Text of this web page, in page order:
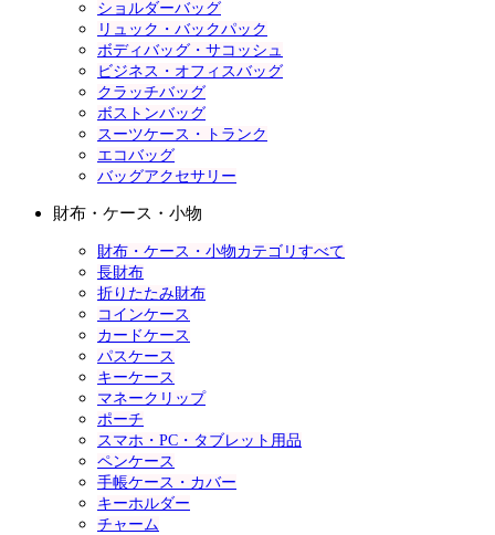
ショルダーバッグ
リュック・バックパック
ボディバッグ・サコッシュ
ビジネス・オフィスバッグ
クラッチバッグ
ボストンバッグ
スーツケース・トランク
エコバッグ
バッグアクセサリー
財布・ケース・小物
財布・ケース・小物カテゴリすべて
長財布
折りたたみ財布
コインケース
カードケース
パスケース
キーケース
マネークリップ
ポーチ
スマホ・PC・タブレット用品
ペンケース
手帳ケース・カバー
キーホルダー
チャーム